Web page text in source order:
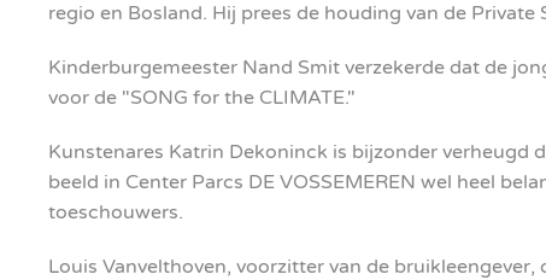
regio en Bosland. Hij prees de houding van de
Kinderburgemeester Nand Smit verzekerde dat de
voor de "SONG for the CLIMATE."
Kunstenares Katrin Dekoninck is bijzonder verheugd
beeld in Center Parcs DE VOSSEMEREN wel heel
toeschouwers.
Louis Vanvelthoven, voorzitter van de